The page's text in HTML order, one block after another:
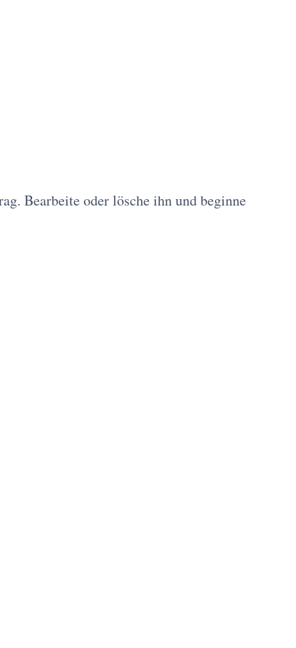
Bearbeite oder lösche ihn und beginne